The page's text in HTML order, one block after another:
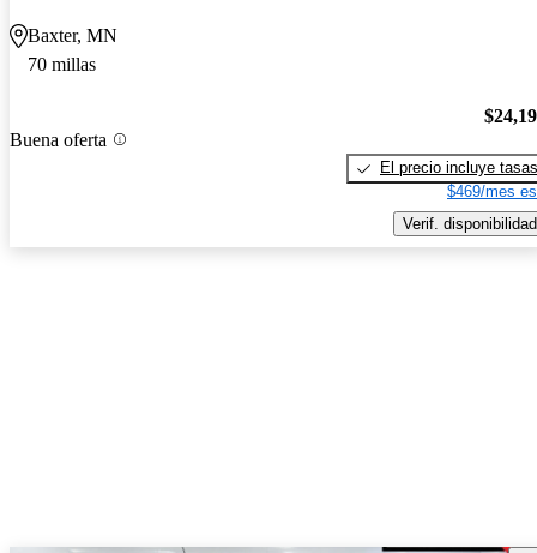
Baxter, MN
70 millas
Buena oferta
El precio incluye tasas
$469/mes
Verif. disponibilidad